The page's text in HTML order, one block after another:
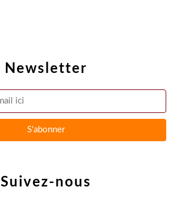
Newsletter
Suivez-nous